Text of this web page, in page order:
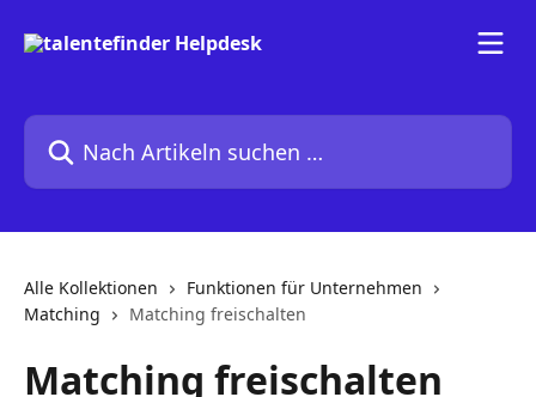
Nach Artikeln suchen …
Alle Kollektionen
Funktionen für Unternehmen
Matching
Matching freischalten
Matching freischalten